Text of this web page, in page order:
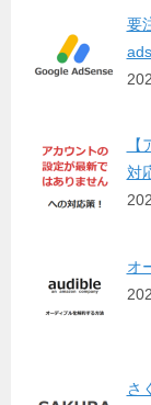
要
対
オ
さ